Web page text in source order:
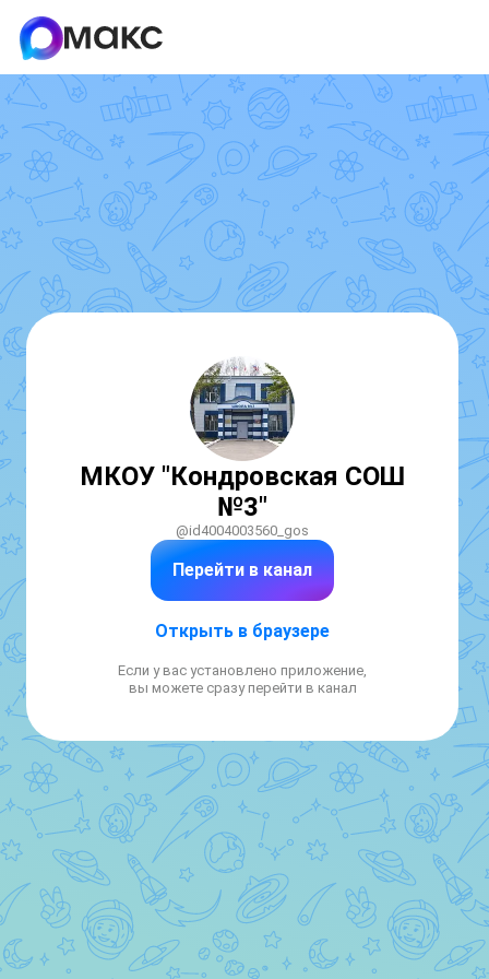
МКОУ "Кондровская СОШ
№3"
@id4004003560_gos
Перейти в канал
Открыть в браузере
Если у вас установлено приложение,
вы можете сразу перейти в канал